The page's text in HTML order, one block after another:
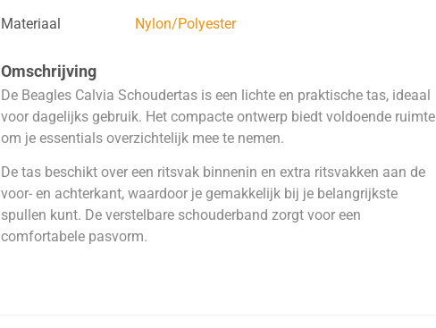
Materiaal Nylon/Polyester
Omschrijving
De Beagles Calvia Schoudertas is een lichte en praktische tas, ideaal
voor dagelijks gebruik. Het compacte ontwerp biedt voldoende ruimte
om je essentials overzichtelijk mee te nemen.
De tas beschikt over een ritsvak binnenin en extra ritsvakken aan de
voor- en achterkant, waardoor je gemakkelijk bij je belangrijkste
spullen kunt. De verstelbare schouderband zorgt voor een
comfortabele pasvorm.